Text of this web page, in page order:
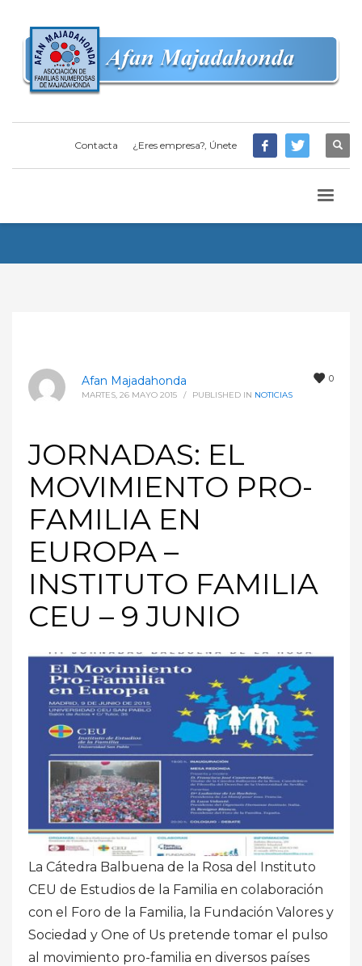
Contacta ¿Eres empresa?, Únete
0
Afan Majadahonda
MARTES, 26 MAYO 2015 / PUBLISHED IN NOTICIAS
JORNADAS: EL
MOVIMIENTO PRO-
FAMILIA EN
EUROPA –
INSTITUTO FAMILIA
CEU – 9 JUNIO
La Cátedra Balbuena de la Rosa del Instituto
CEU de Estudios de la Familia en colaboración
con el Foro de la Familia, la Fundación Valores y
Sociedad y One of Us pretende tomar el pulso
al movimiento pro-familia en diversos países